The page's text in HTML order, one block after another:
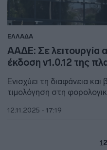
ΕΛΛΑΔΑ
ΑΑΔΕ: Σε λειτουργία
έκδοση v1.0.12 της
Ενισχύει τη διαφάνεια και
τιμολόγηση στη
12.11.2025 - 17:19
12